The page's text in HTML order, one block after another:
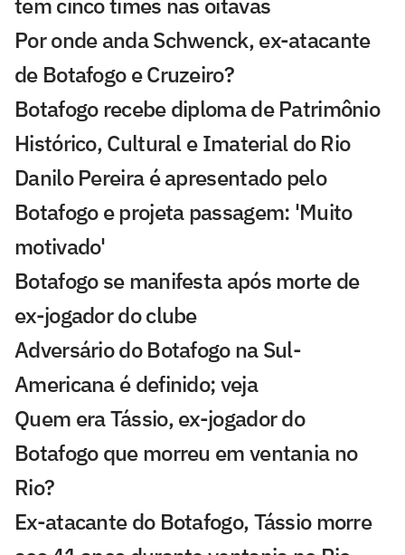
Por onde anda Schwenck, ex-atacante
de Botafogo e Cruzeiro?
Botafogo recebe diploma de Patrimônio
Histórico, Cultural e Imaterial do Rio
Danilo Pereira é apresentado pelo
Botafogo e projeta passagem: 'Muito
motivado'
Botafogo se manifesta após morte de
ex-jogador do clube
Adversário do Botafogo na Sul-
Americana é definido; veja
Quem era Tássio, ex-jogador do
Botafogo que morreu em ventania no
Rio?
Ex-atacante do Botafogo, Tássio morre